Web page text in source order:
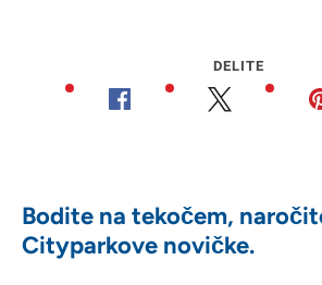
DELITE
Bodite na tekočem,
Cityparkove novičke.